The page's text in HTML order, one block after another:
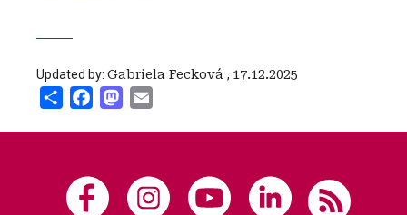
Updated by: Gabriela Fecková , 17.12.2025
Share FacebookMastodon